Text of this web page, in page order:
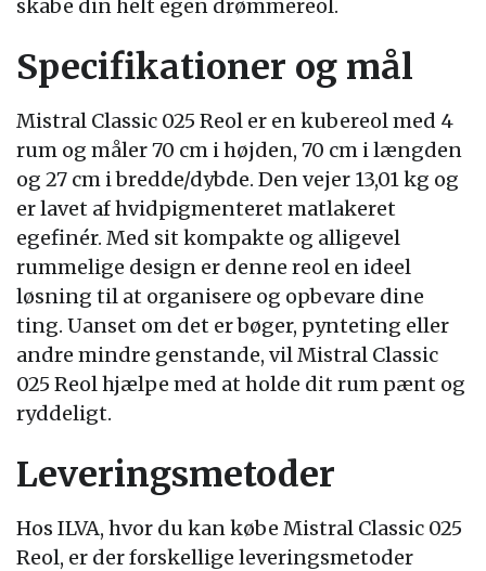
skabe din helt egen drømmereol.
Specifikationer og mål
Mistral Classic 025 Reol er en kubereol med 4
rum og måler 70 cm i højden, 70 cm i længden
og 27 cm i bredde/dybde. Den vejer 13,01 kg og
er lavet af hvidpigmenteret matlakeret
egefinér. Med sit kompakte og alligevel
rummelige design er denne reol en ideel
løsning til at organisere og opbevare dine
ting. Uanset om det er bøger, pynteting eller
andre mindre genstande, vil Mistral Classic
025 Reol hjælpe med at holde dit rum pænt og
ryddeligt.
Leveringsmetoder
Hos ILVA, hvor du kan købe Mistral Classic 025
Reol, er der forskellige leveringsmetoder